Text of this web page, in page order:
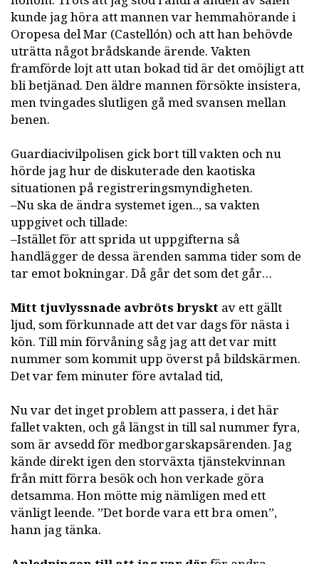
kunde jag höra att mannen var hemmahörande i
Oropesa del Mar (Castellón) och att han behövde
uträtta något brådskande ärende. Vakten
framförde lojt att utan bokad tid är det omöjligt att
bli betjänad. Den äldre mannen försökte insistera,
men tvingades slutligen gå med svansen mellan
benen.
Guardiacivilpolisen gick bort till vakten och nu
hörde jag hur de diskuterade den kaotiska
situationen på registreringsmyndigheten.
–Nu ska de ändra systemet igen.., sa vakten
uppgivet och tillade:
–Istället för att sprida ut uppgifterna så
handlägger de dessa ärenden samma tider som de
tar emot bokningar. Då går det som det går…
Mitt tjuvlyssnade avbröts bryskt av ett gällt
ljud, som förkunnade att det var dags för nästa i
kön. Till min förvåning såg jag att det var mitt
nummer som kommit upp överst på bildskärmen.
Det var fem minuter före avtalad tid,
Nu var det inget problem att passera, i det här
fallet vakten, och gå längst in till sal nummer fyra,
som är avsedd för medborgarskapsärenden. Jag
kände direkt igen den storväxta tjänstekvinnan
från mitt förra besök och hon verkade göra
detsamma. Hon mötte mig nämligen med ett
vänligt leende. ”Det borde vara ett bra omen”,
hann jag tänka.